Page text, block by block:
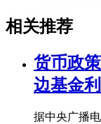
相关推荐
货币政
边基金
据中央广播